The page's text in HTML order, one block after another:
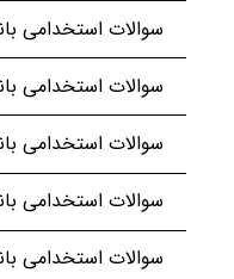
سوالات استخدامی
سوالات استخدامی
سوالات استخدامی
سوالات استخدامی
سوالات استخدامی